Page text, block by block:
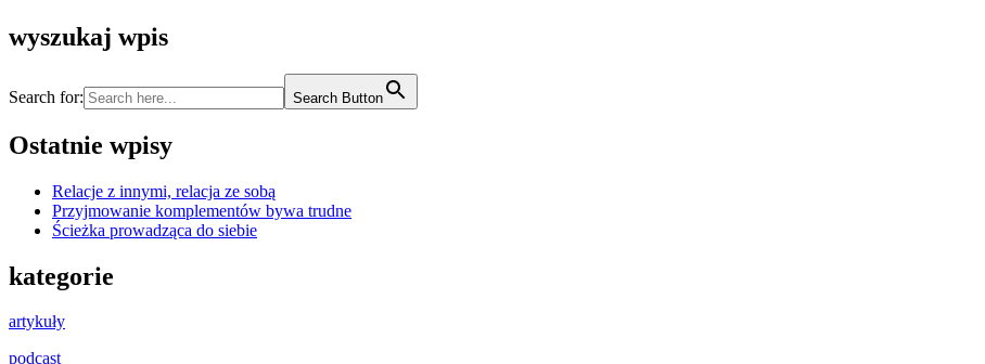
wyszukaj wpis
Search for: Search Button
Ostatnie wpisy
Relacje z innymi, relacja ze sobą
Przyjmowanie komplementów bywa trudne
Ścieżka prowadząca do siebie
kategorie
artykuły
podcast